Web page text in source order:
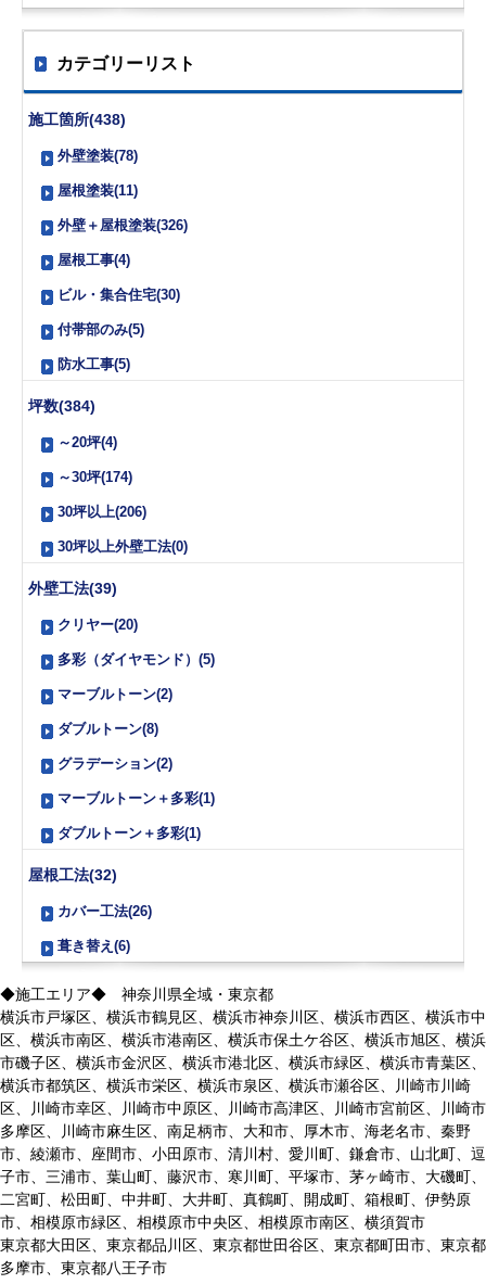
カテゴリーリスト
施工箇所(438)
外壁塗装(78)
屋根塗装(11)
外壁＋屋根塗装(326)
屋根工事(4)
ビル・集合住宅(30)
付帯部のみ(5)
防水工事(5)
坪数(384)
～20坪(4)
～30坪(174)
30坪以上(206)
30坪以上外壁工法(0)
外壁工法(39)
クリヤー(20)
多彩（ダイヤモンド）(5)
マーブルトーン(2)
ダブルトーン(8)
グラデーション(2)
マーブルトーン＋多彩(1)
ダブルトーン＋多彩(1)
屋根工法(32)
カバー工法(26)
葺き替え(6)
◆施工エリア◆ 神奈川県全域・東京都
横浜市戸塚区、横浜市鶴見区、横浜市神奈川区、横浜市西区、横浜市中
区、横浜市南区、横浜市港南区、横浜市保土ケ谷区、横浜市旭区、横浜
市磯子区、横浜市金沢区、横浜市港北区、横浜市緑区、横浜市青葉区、
横浜市都筑区、横浜市栄区、横浜市泉区、横浜市瀬谷区、川崎市川崎
区、川崎市幸区、川崎市中原区、川崎市高津区、川崎市宮前区、川崎市
多摩区、川崎市麻生区、南足柄市、大和市、厚木市、海老名市、秦野
市、綾瀬市、座間市、小田原市、清川村、愛川町、鎌倉市、山北町、逗
子市、三浦市、葉山町、藤沢市、寒川町、平塚市、茅ヶ崎市、大磯町、
二宮町、松田町、中井町、大井町、真鶴町、開成町、箱根町、伊勢原
市、相模原市緑区、相模原市中央区、相模原市南区、横須賀市
東京都大田区、東京都品川区、東京都世田谷区、東京都町田市、東京都
多摩市、東京都八王子市